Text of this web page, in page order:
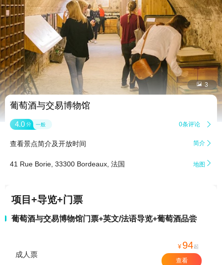
 3
葡萄酒与交易博物馆
4.0 分 一般 0条评论 
查看景点简介及开放时间 简介 
41 Rue Borie, 33300 Bordeaux, 法国 地图 
项目+导览+门票
葡萄酒与交易博物馆门票+英文/法语导览+葡萄酒品尝
成人票
¥ 94起
查看
